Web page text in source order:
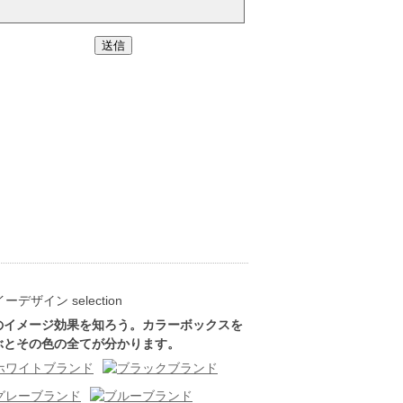
イメージ効果を知ろう。カラーボックスを
とその色の全てが分かります。